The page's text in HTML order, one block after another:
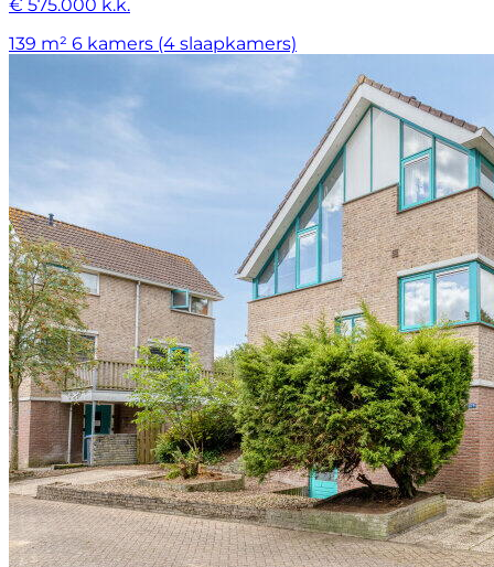
€ 575.000 k.k.
139 m² 6 kamers (4 slaapkamers)